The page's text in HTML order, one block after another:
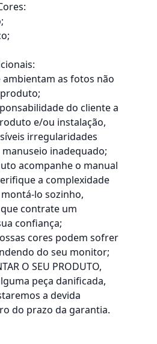
ambientam as fotos não
do cliente a
e/ou instalação,
irregularidades
inadequado;
acompanhe o manual
a complexidade
lo sozinho,
contrate um
confiança;
cores podem sofrer
do seu monitor;
O SEU PRODUTO,
peça danificada,
a devida
do prazo da garantia.